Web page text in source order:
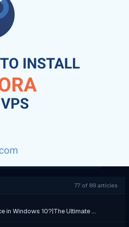
77 of 89 articles
in Windows 10?|The Ultimate …